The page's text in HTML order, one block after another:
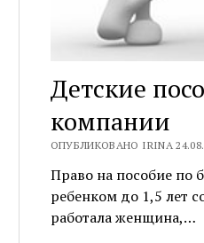
Детские
компании
ОПУБЛИКОВАНО IRINA
Право на пособие по
ребенком до 1,5 лет
работала женщина,…